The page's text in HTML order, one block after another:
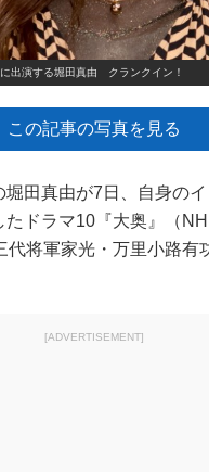
出演する堀田真由 クランクイン！
この記事の写真を見る
田真由が7日、自身のイ
たドラマ10『大奥』（
代将軍家光・万里小路有
[ADVERTISEMENT]